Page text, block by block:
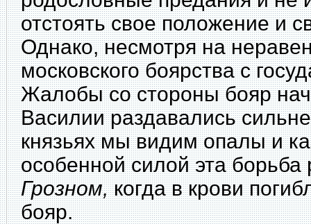
отстоять свое положение и
Однако, несмотря на
московского боярства с
Жалобы со стороны бояр
Василии раздавались
князьях мы видим опалы и
особенной силой эта
Грозном,когда в крови
бояр.